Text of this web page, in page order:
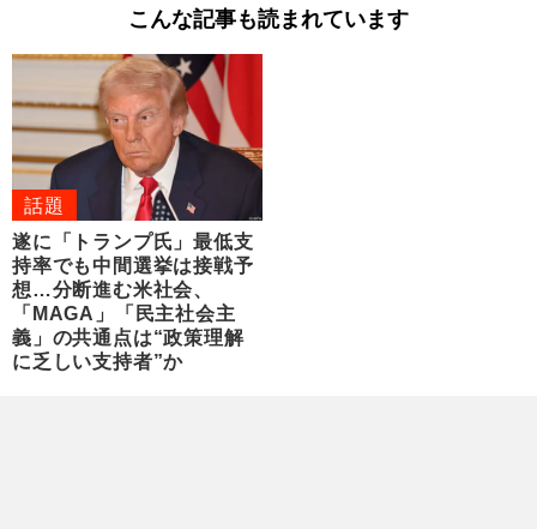
こんな記事も読まれています
話題
遂に「トランプ氏」最低支
持率でも中間選挙は接戦予
想…分断進む米社会、
「MAGA」「民主社会主
義」の共通点は“政策理解
に乏しい支持者”か